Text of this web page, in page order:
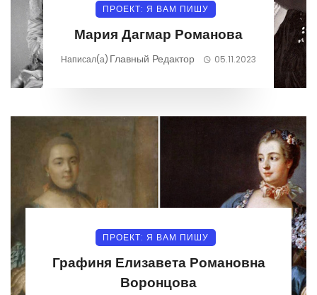
ПРОЕКТ: Я ВАМ ПИШУ
Мария Дагмар Романова
Написал(а) Главный Редактор 05.11.2023
ПРОЕКТ: Я ВАМ ПИШУ
Графиня Елизавета Романовна
Воронцова